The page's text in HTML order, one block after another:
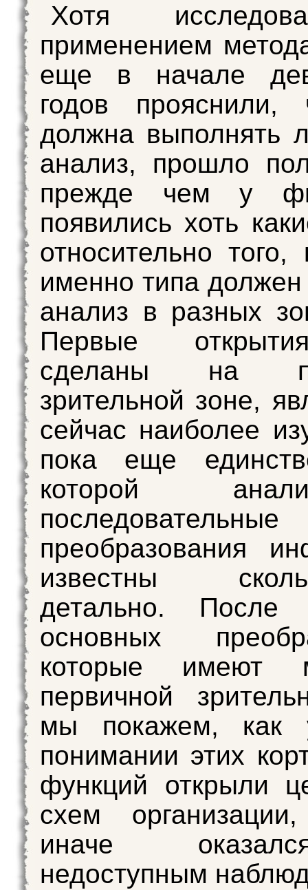
Хотя
применением
еще в начале
годов прояснили,
должна выполнять
анализ, прошло
прежде чем у
появились хоть
относительно того,
именно типа должен
анализ в разных
Первые
сделаны на
зрительной зоне,
сейчас наиболее
пока еще
которой
последовательные
преобразования
известны
детально. После
основных
которые имеют
первичной
мы покажем, как
понимании этих
функций открыли
схем
иначе
недоступным